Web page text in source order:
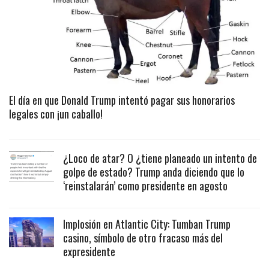
El día en que Donald Trump intentó pagar sus honorarios
legales con ¡un caballo!
¿Loco de atar? O ¿tiene planeado un intento de
golpe de estado? Trump anda diciendo que lo
‘reinstalarán’ como presidente en agosto
Implosión en Atlantic City: Tumban Trump
casino, símbolo de otro fracaso más del
expresidente